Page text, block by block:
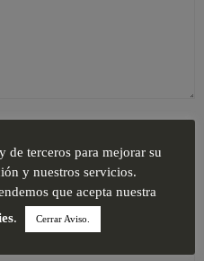
de terceros para mejorar su
y nuestros servicios.
que acepta nuestra
. Cerrar Aviso.